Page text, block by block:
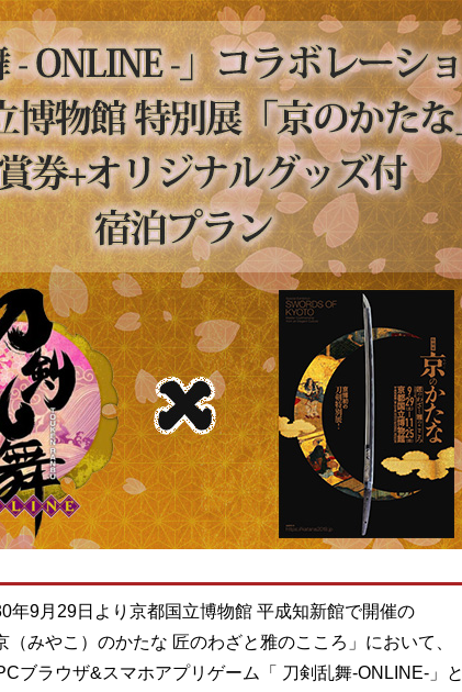
年9月29日より京都国立博物館 平成知新館で開催の
（みやこ）のかたな 匠のわざと雅のこころ」において、
ブラウザ&スマホアプリゲーム「 刀剣乱舞-ONLINE-」と